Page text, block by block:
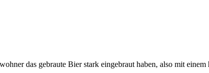
das gebraute Bier stark eingebraut haben, also mit